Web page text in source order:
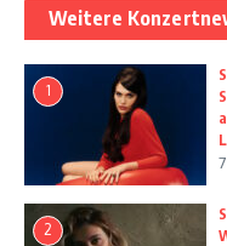
Weitere
1
2